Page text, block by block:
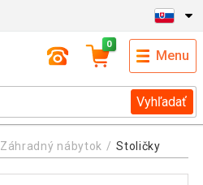
Vyhľadať
0
Menu
Záhradný nábytok Stoličky